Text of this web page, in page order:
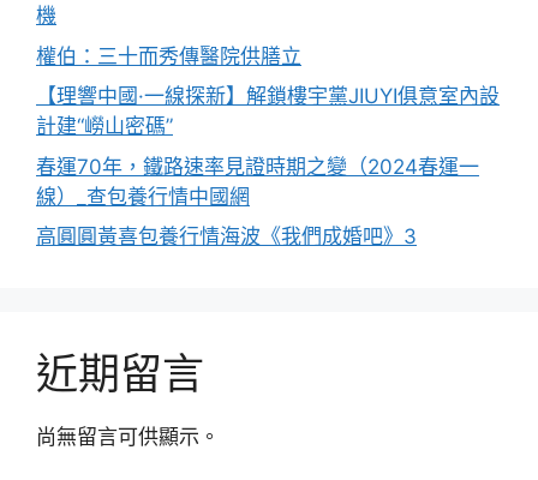
機
權伯：三十而秀傳醫院供膳立
【理響中國·一線探新】解鎖樓宇黨JIUYI俱意室內設
計建“嶗山密碼”
春運70年，鐵路速率見證時期之變（2024春運一
線）_查包養行情中國網
高圓圓黃喜包養行情海波《我們成婚吧》3
近期留言
尚無留言可供顯示。